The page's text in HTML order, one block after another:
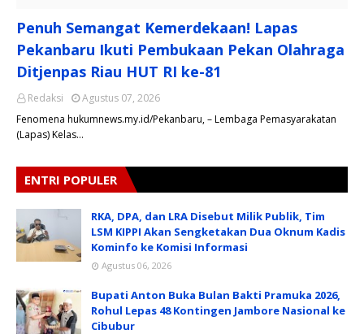
Penuh Semangat Kemerdekaan! Lapas
Pekanbaru Ikuti Pembukaan Pekan Olahraga
Ditjenpas Riau HUT RI ke-81
Redaksi
Agustus 07, 2026
Fenomena hukumnews.my.id/Pekanbaru, – Lembaga Pemasyarakatan
(Lapas) Kelas…
ENTRI POPULER
RKA, DPA, dan LRA Disebut Milik Publik, Tim
LSM KIPPI Akan Sengketakan Dua Oknum Kadis
Kominfo ke Komisi Informasi
Agustus 06, 2026
Bupati Anton Buka Bulan Bakti Pramuka 2026,
Rohul Lepas 48 Kontingen Jambore Nasional ke
Cibubur